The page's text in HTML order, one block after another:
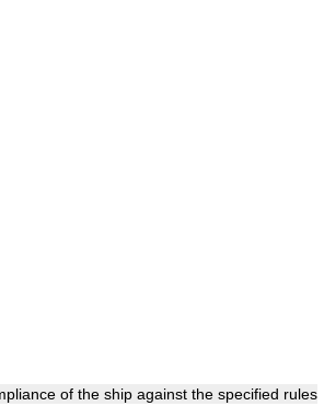
of the ship against the specified rules